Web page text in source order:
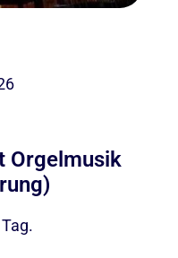
Orgelmusik